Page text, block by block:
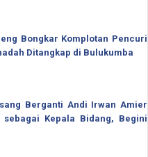
Bongkar Komplotan Pencuri
Ditangkap di Bulukumba
Berganti Andi Irwan Amier
Kepala Bidang, Begini